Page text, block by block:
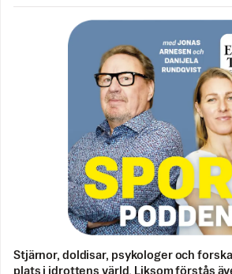
Stjärnor, doldisar, psykologer och
plats i idrottens värld. Liksom förstås